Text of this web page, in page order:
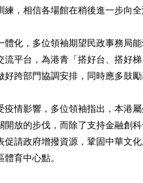
練，相信各場館在稍後進一步向
體化，多位領袖期望民政事務局
流平台，為港青「搭好台、搭好
好跨部門協調安排，同時應多鼓勵
疫情影響，多位領袖指出，本港
開放的步伐，而除了支持金融創
促請政府增撥資源，鞏固中華文
育中心點。